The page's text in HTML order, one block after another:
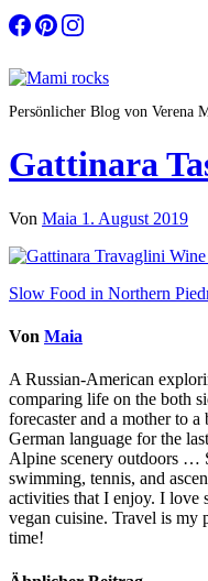
Zum
Inhalt
Persönlicher Blog von Verena
Gattinara
Von Maia 1. August 2019
Slow Food in Northern
Von Maia
A Russian-American
comparing life on the both
forecaster and a mother to
German language for the
Alpine scenery outdoors …
swimming, tennis, and
activities that I enjoy. I love
vegan cuisine. Travel is my
time!